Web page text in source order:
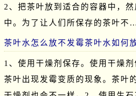
2、把茶叶放到适合的容器中，
中。为了让人们所保存的茶叶
茶叶水怎么放不发霉茶叶水如何
1、使用干燥剂保存。使用干燥
茶叶出现发霉变质的现象。茶叶